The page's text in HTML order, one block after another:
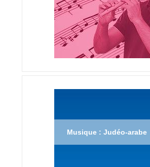
Musique : Judéo-arabe